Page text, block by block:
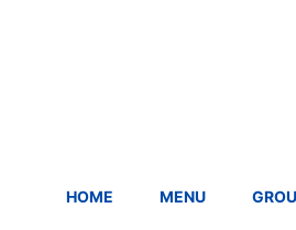
HOME MENU